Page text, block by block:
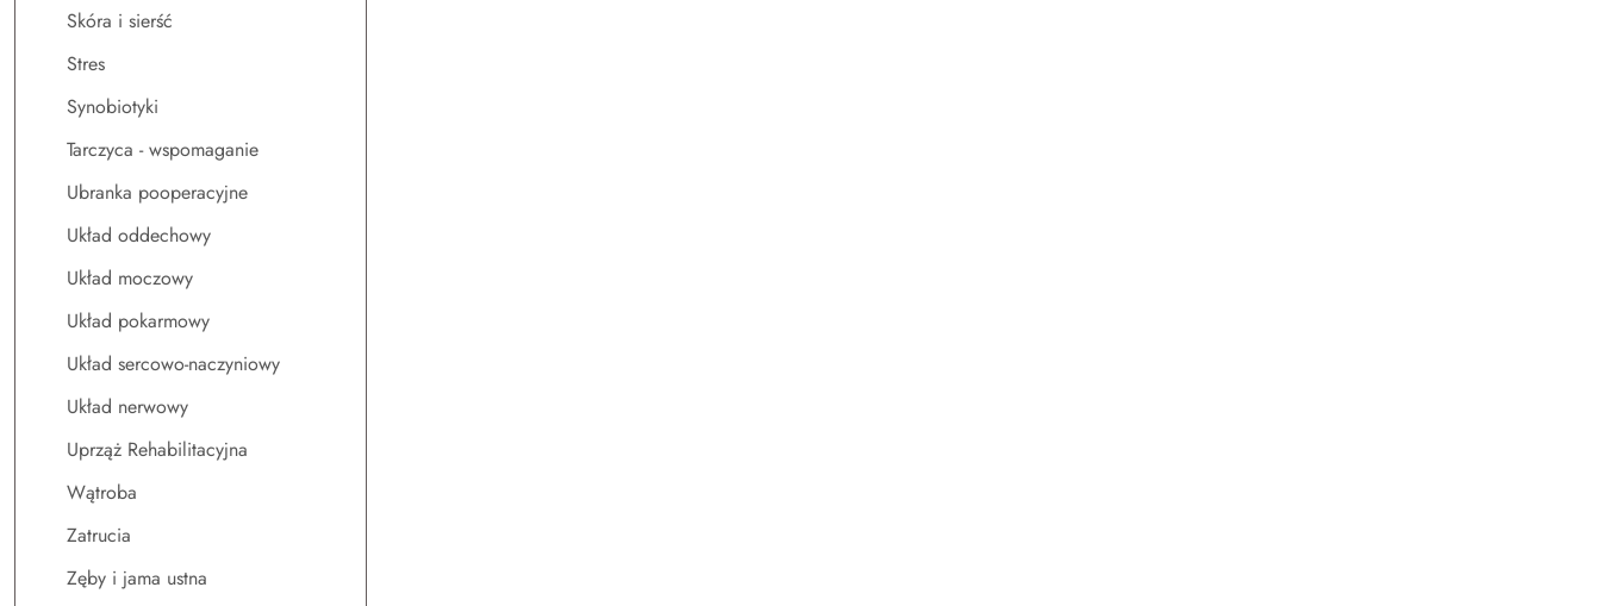
Skóra i sierść
Stres
Synobiotyki
Tarczyca - wspomaganie
Ubranka pooperacyjne
Układ oddechowy
Układ moczowy
Układ pokarmowy
Układ sercowo-naczyniowy
Układ nerwowy
Uprząż Rehabilitacyjna
Wątroba
Zatrucia
Zęby i jama ustna